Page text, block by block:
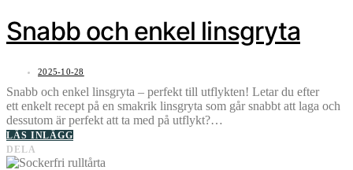
Snabb och enkel linsgryta
2025-10-28
Snabb och enkel linsgryta – perfekt till utflykten! Letar du efter
ett enkelt recept på en smakrik linsgryta som går snabbt att laga och
dessutom är perfekt att ta med på utflykt?…
LÄS INLÄGG
DELA